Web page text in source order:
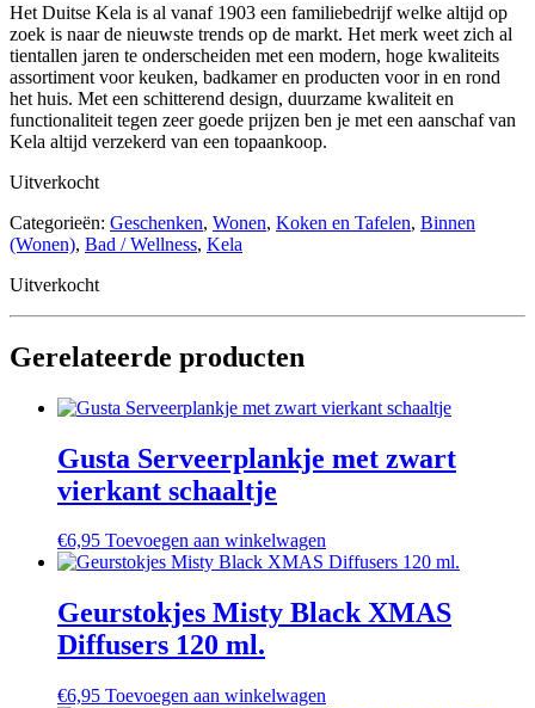
Het Duitse Kela is al vanaf 1903 een familiebedrijf welke altijd op
zoek is naar de nieuwste trends op de markt. Het merk weet zich al
tientallen jaren te onderscheiden met een modern, hoge kwaliteits
assortiment voor keuken, badkamer en producten voor in en rond
het huis. Met een schitterend design, duurzame kwaliteit en
functionaliteit tegen zeer goede prijzen ben je met een aanschaf van
Kela altijd verzekerd van een topaankoop.
Uitverkocht
Categorieën: Geschenken, Wonen, Koken en Tafelen, Binnen
(Wonen), Bad / Wellness, Kela
Uitverkocht
Gerelateerde producten
Gusta Serveerplankje met zwart
vierkant schaaltje
€6,95 Toevoegen aan winkelwagen
Geurstokjes Misty Black XMAS
Diffusers 120 ml.
€6,95 Toevoegen aan winkelwagen